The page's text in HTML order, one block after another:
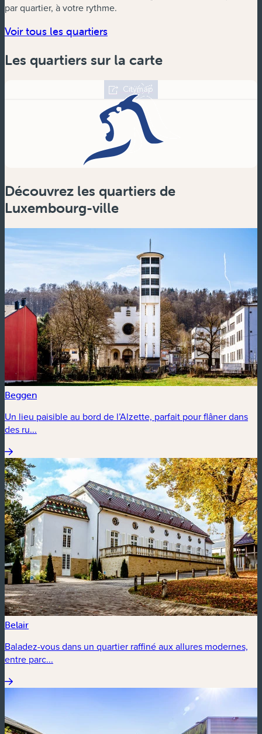
par quartier, à votre rythme.
Voir tous les quartiers
Les quartiers sur la carte
Découvrez les quartiers de
Luxembourg-ville
Beggen
Un lieu paisible au bord de l’Alzette, parfait pour flâner dans
des ru...
Belair
Baladez-vous dans un quartier raffiné aux allures modernes,
entre parc...